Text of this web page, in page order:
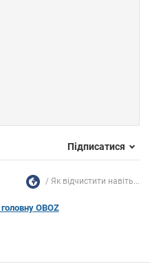
Підписатися
Як відчистити навіть...
OBOZ